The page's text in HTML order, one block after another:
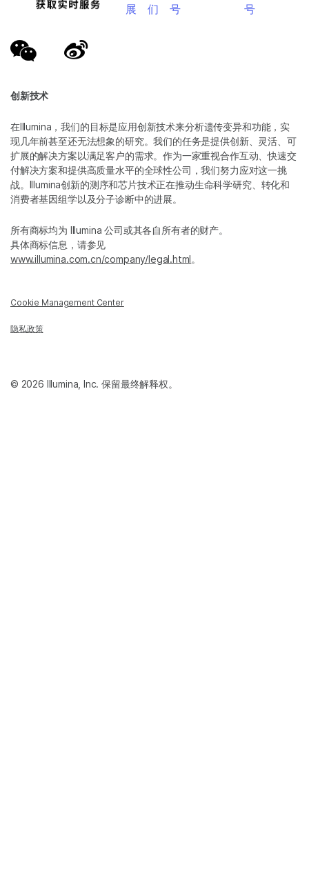
创新技术
在Illumina，我们的目标是应用创新技术来分析遗传变异和功能，实
现几年前甚至还无法想象的研究。我们的任务是提供创新、灵活、可
扩展的解决方案以满足客户的需求。作为一家重视合作互动、快速交
付解决方案和提供高质量水平的全球性公司，我们努力应对这一挑
战。Illumina创新的测序和芯片技术正在推动生命科学研究、转化和
消费者基因组学以及分子诊断中的进展。
所有商标均为 Illumina 公司或其各自所有者的财产。
具体商标信息，请参见
www.illumina.com.cn/company/legal.html。
Cookie Management Center
隐私政策
展
们
号
号
© 2026 Illumina, Inc. 保留最终解释权。